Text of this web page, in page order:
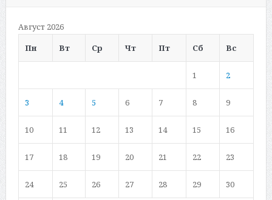
Август 2026
Пн
Вт Ср Чт Пт Сб Вс
1 2
3 4 5 6 7 8 9
10 11 12 13 14 15 16
17 18 19 20 21 22 23
24 25 26 27 28 29 30